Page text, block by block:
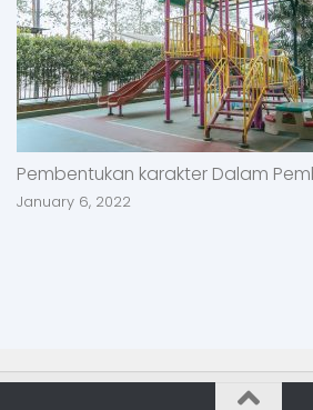
Pembentukan karakter Dalam
January 6, 2022